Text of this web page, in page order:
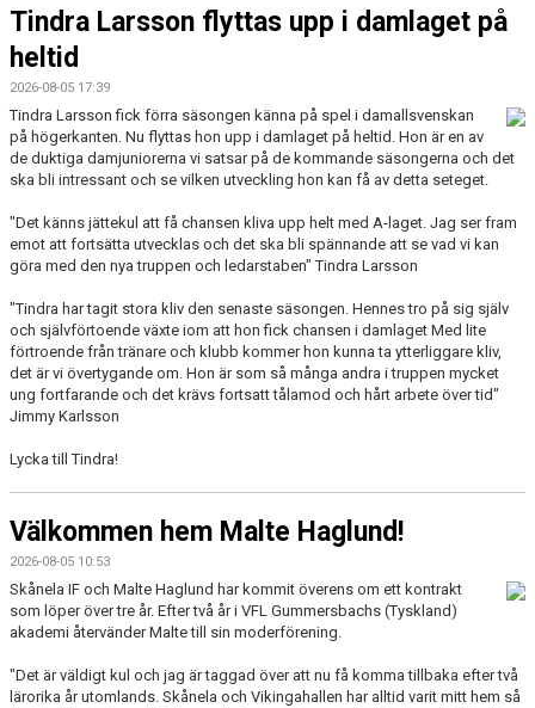
Tindra Larsson flyttas upp i damlaget på
heltid
2026-08-05 17:39
Tindra Larsson fick förra säsongen känna på spel i damallsvenskan
på högerkanten. Nu flyttas hon upp i damlaget på heltid. Hon är en av
de duktiga damjuniorerna vi satsar på de kommande säsongerna och det
ska bli intressant och se vilken utveckling hon kan få av detta seteget.
"Det känns jättekul att få chansen kliva upp helt med A-laget. Jag ser fram
emot att fortsätta utvecklas och det ska bli spännande att se vad vi kan
göra med den nya truppen och ledarstaben" Tindra Larsson
"Tindra har tagit stora kliv den senaste säsongen. Hennes tro på sig själv
och självförtoende växte iom att hon fick chansen i damlaget Med lite
förtroende från tränare och klubb kommer hon kunna ta ytterliggare kliv,
det är vi övertygande om. Hon är som så många andra i truppen mycket
ung fortfarande och det krävs fortsatt tålamod och hårt arbete över tid"
Jimmy Karlsson
Lycka till Tindra!
Välkommen hem Malte Haglund!
2026-08-05 10:53
Skånela IF och Malte Haglund har kommit överens om ett kontrakt
som löper över tre år. Efter två år i VFL Gummersbachs (Tyskland)
akademi återvänder Malte till sin moderförening.
"Det är väldigt kul och jag är taggad över att nu få komma tillbaka efter två
lärorika år utomlands. Skånela och Vikingahallen har alltid varit mitt hem så